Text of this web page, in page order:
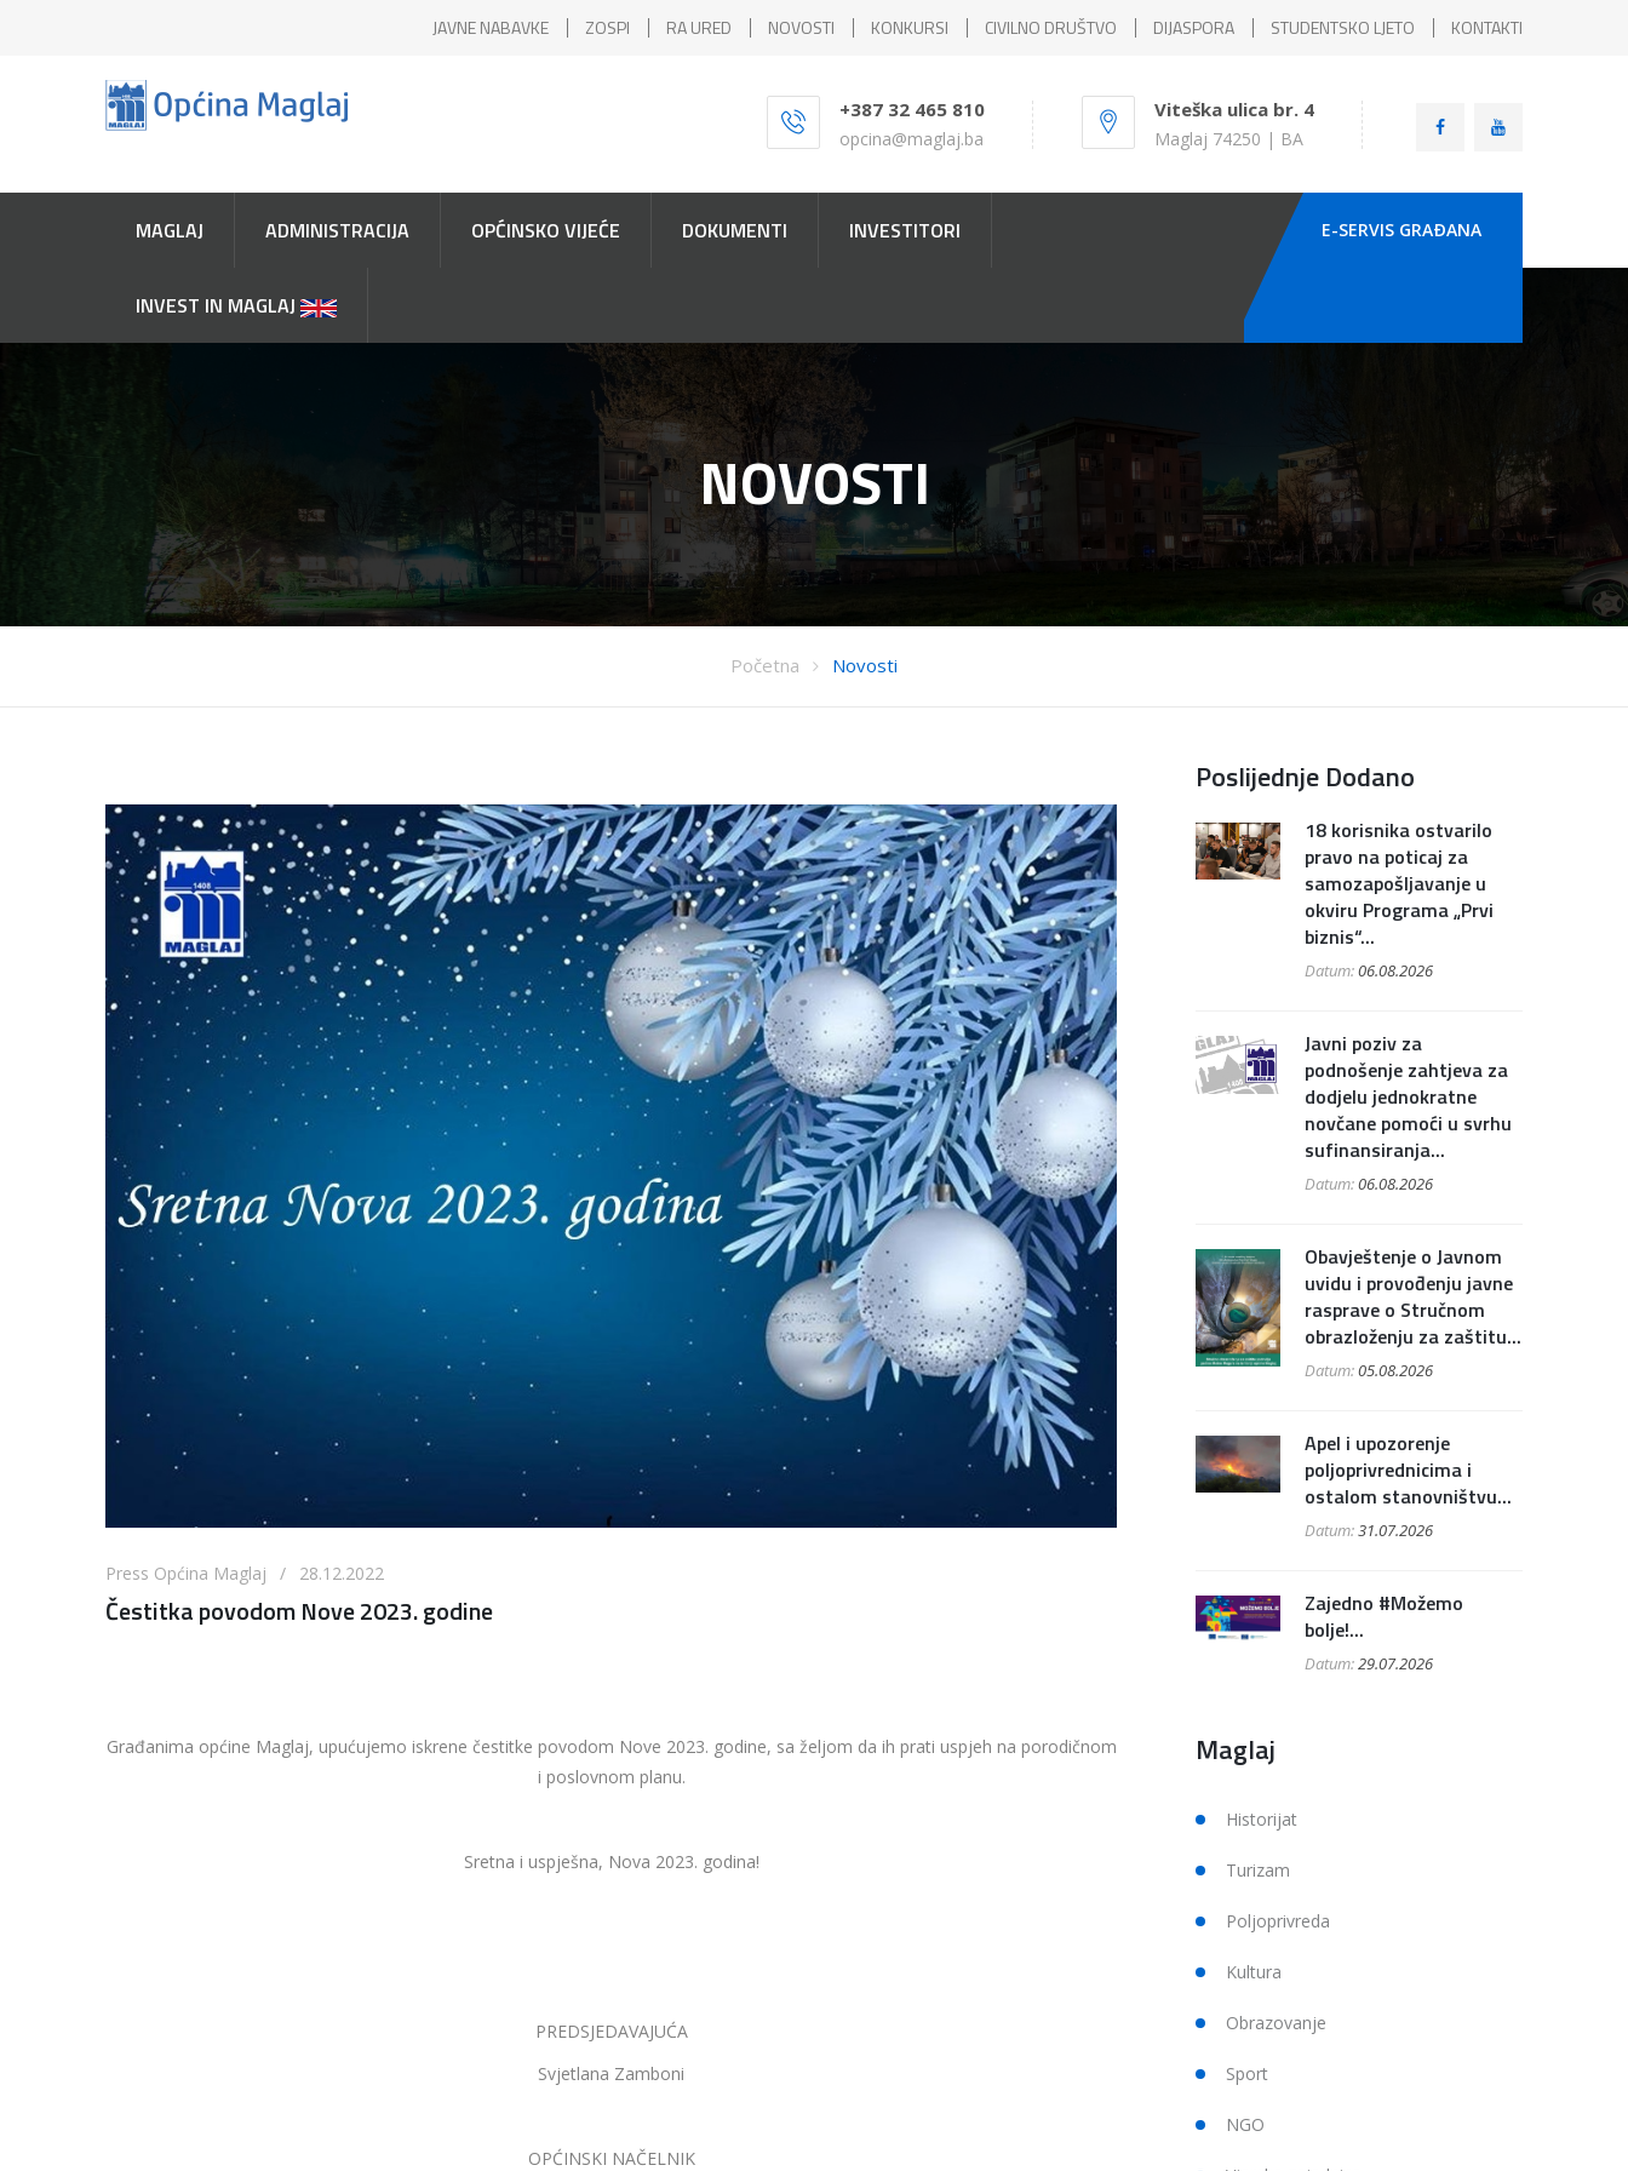
JAVNE NABAVKE ZOSPI RA URED NOVOSTI KONKURSI CIVILNO DRUŠTVO DIJASPORA STUDENTSKO LJETO KONTAKTI
+387 32 465 810
opcina@maglaj.ba
Viteška ulica br. 4
Maglaj 74250 | BA
MAGLAJ ADMINISTRACIJA OPĆINSKO VIJEĆE DOKUMENTI INVESTITORI
INVEST IN MAGLAJ
E-SERVIS GRAÐANA
NOVOSTI
Početna Novosti
Press Općina Maglaj / 28.12.2022
Čestitka povodom Nove 2023. godine
Građanima općine Maglaj, upućujemo iskrene čestitke povodom Nove 2023. godine, sa željom da ih prati uspjeh na porodičnom
i poslovnom planu.
Sretna i uspješna, Nova 2023. godina!
PREDSJEDAVAJUĆA
Svjetlana Zamboni
OPĆINSKI NAČELNIK
Poslijednje Dodano
18 korisnika ostvarilo
pravo na poticaj za
samozapošljavanje u
okviru Programa „Prvi
biznis“...
Datum:06.08.2026
Javni poziv za
podnošenje zahtjeva za
dodjelu jednokratne
novčane pomoći u svrhu
sufinansiranja...
Datum:06.08.2026
Obavještenje o Javnom
uvidu i provođenju javne
rasprave o Stručnom
obrazloženju za zaštitu...
Datum:05.08.2026
Apel i upozorenje
poljoprivrednicima i
ostalom stanovništvu...
Datum:31.07.2026
Zajedno #Možemo
bolje!...
Datum:29.07.2026
Maglaj
Historijat
Turizam
Poljoprivreda
Kultura
Obrazovanje
Sport
NGO